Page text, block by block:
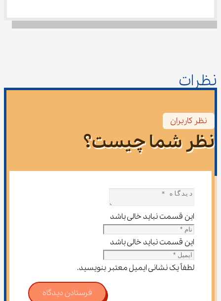
نظرات
نظر کاربران
نظر شما چیست؟
این قسمت نباید خالی باشد
این قسمت نباید خالی باشد
لطفاً یک نشانی ایمیل معتبر بنویسید.
فرستادن دیدگاه